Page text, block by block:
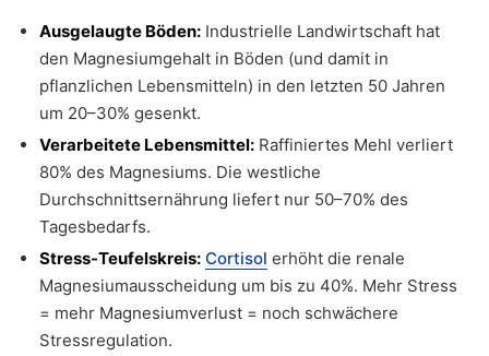
Ausgelaugte Böden: Industrielle Landwirtschaft hat
den Magnesiumgehalt in Böden (und damit in
pflanzlichen Lebensmitteln) in den letzten 50 Jahren
um 20–30% gesenkt.
Verarbeitete Lebensmittel: Raffiniertes Mehl verliert
80% des Magnesiums. Die westliche
Durchschnittsernährung liefert nur 50–70% des
Tagesbedarfs.
Stress-Teufelskreis: Cortisol erhöht die renale
Magnesiumausscheidung um bis zu 40%. Mehr Stress
= mehr Magnesiumverlust = noch schwächere
Stressregulation.